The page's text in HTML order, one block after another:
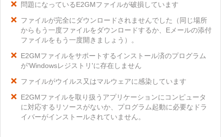
問題になっているE2GMファイルが破損しています
ファイルが完全にダウンロードされませんでした（同じ場所
からもう一度ファイルをダウンロードするか、Eメールの添付
ファイルをもう一度開きましょう）。
E2GMファイルをサポートするインストール済のプログラム
が'Windowsレジストリ'に存在しません
ファイルがウイルス又はマルウェアに感染しています
E2GMファイルを取り扱うアプリケーションにコンピュータ
に対応するリソースがないか、プログラム起動に必要なドラ
イバーがインストールされていません。